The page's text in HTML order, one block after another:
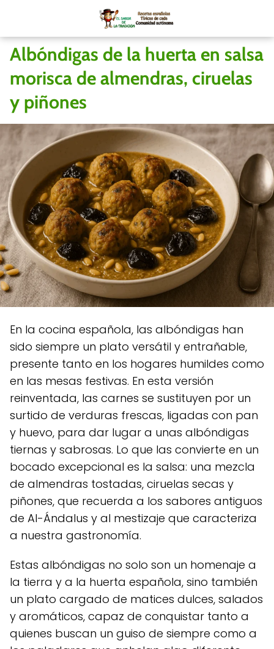
Albóndigas de la huerta en salsa
morisca de almendras, ciruelas
y piñones
En la cocina española, las albóndigas han
sido siempre un plato versátil y entrañable,
presente tanto en los hogares humildes como
en las mesas festivas. En esta versión
reinventada, las carnes se sustituyen por un
surtido de verduras frescas, ligadas con pan
y huevo, para dar lugar a unas albóndigas
tiernas y sabrosas. Lo que las convierte en un
bocado excepcional es la salsa: una mezcla
de almendras tostadas, ciruelas secas y
piñones, que recuerda a los sabores antiguos
de Al-Ándalus y al mestizaje que caracteriza
a nuestra gastronomía.
Estas albóndigas no solo son un homenaje a
la tierra y a la huerta española, sino también
un plato cargado de matices dulces, salados
y aromáticos, capaz de conquistar tanto a
quienes buscan un guiso de siempre como a